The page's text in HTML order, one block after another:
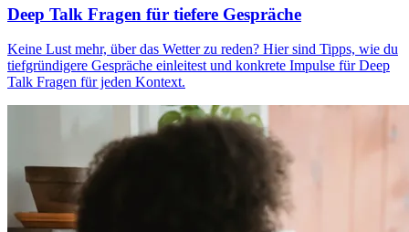
Deep Talk Fragen für tiefere Gespräche
Keine Lust mehr, über das Wetter zu reden? Hier sind Tipps, wie du
tiefgründigere Gespräche einleitest und konkrete Impulse für Deep
Talk Fragen für jeden Kontext.